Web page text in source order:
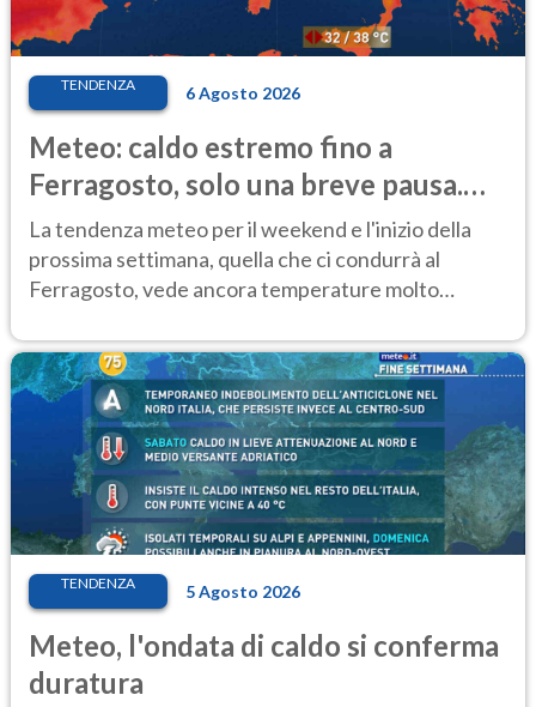
TENDENZA 6 Agosto 2026
Meteo: caldo estremo fino a
Ferragosto, solo una breve pausa.
Ecco dove
La tendenza meteo per il weekend e l'inizio della
prossima settimana, quella che ci condurrà al
Ferragosto, vede ancora temperature molto
TENDENZA 5 Agosto 2026
Meteo, l'ondata di caldo si conferma
duratura